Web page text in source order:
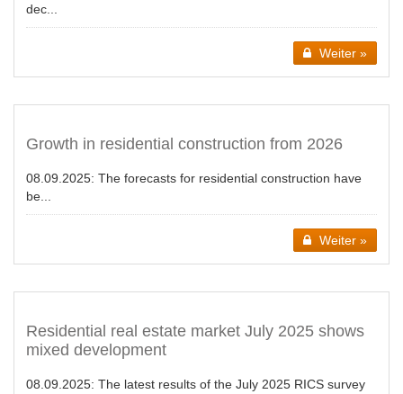
dec...
Weiter »
Growth in residential construction from 2026
08.09.2025: The forecasts for residential construction have
be...
Weiter »
Residential real estate market July 2025 shows
mixed development
08.09.2025: The latest results of the July 2025 RICS survey